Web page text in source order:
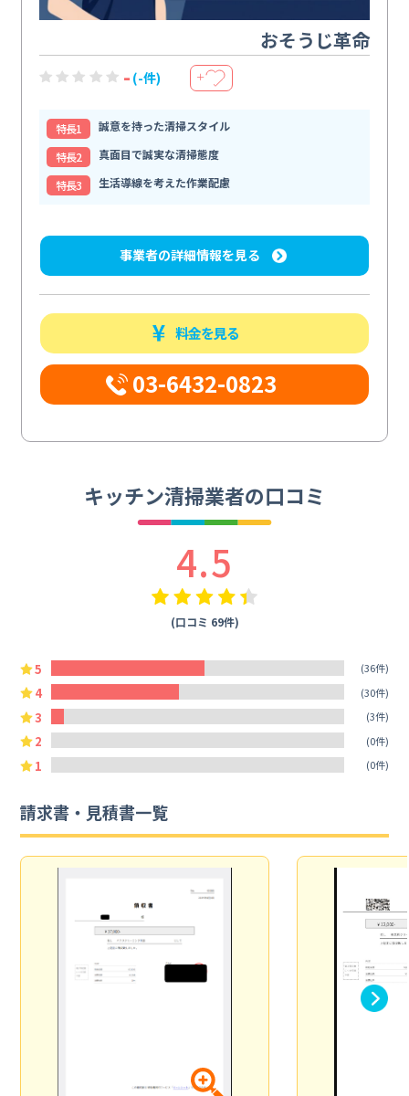
おそうじ革命
- (-件) ＋
特⻑1
誠意を持った清掃スタイル
特⻑2
真面目で誠実な清掃態度
特⻑3
生活導線を考えた作業配慮
事業者の詳細情報を見る
料金を見る
03-6432-0823
キッチン清掃業者の口コミ
4.5
(口コミ 69件)
5 (36件)
4 (30件)
3 (3件)
2 (0件)
1 (0件)
請求書・見積書一覧